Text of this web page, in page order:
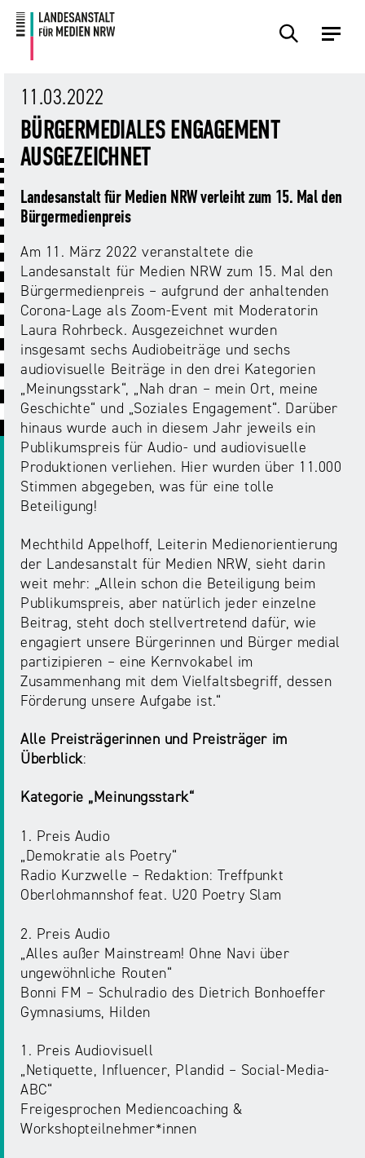
Zum
Inhalt
Zur
Navigation
Themen
Übersicht
Hass
Sexting.
Missbrauch.
KI
in
der
Medienaufsicht
Intermediäre
Europa
in
der
Audio
Desinformation
Medienvielfalt
am
NRW
Werbung
Events
Übersicht
Audiopreis
Audio
NRW
Campusradio-
Preis
Growth
Day
Laut-
und-
Klar-
Festival
Medienkarriere
NRW
Medienscouts
Convention
Medienversammlung
Preis
für
mediale
Partizipation
Roadshow
gegen
Desinformation
Safer
Internet
Day
Service
Übersicht
Angebote
Angebote
Übersicht
Frage?
Wir
antworten!
Eltern
und
Medien
Internet-
ABC
#äsch-
Tecks
Juuuport
NRWision
FLIMMO
Info-
und
Lehrmaterial
Forschung
Förderungen
und
Ausschreibungen
Datenschutzaufsicht
Über
Übersicht
Die
Landesanstalt
für
Medien
NRW
Aufsicht
Regulierung
Regulierung
Übersicht
TV
und
Streaming
Plattformen
Übersicht
Für
Anbietende
von
Medienplattformen
und
Benutzeroberflächen
Rechtsgrundlagen
Berichte
Die
Medienkommission
Die
Übersicht
Der
Vorsitzende
Kontakt
&
Anfahrt
Presse
Übersicht
Pressemitteilungen
Presseverteiler
Öffentliche
Bekanntmachungen
Download-
Bereich
11.03.2022
BÜRGERMEDIALES ENGAGEMENT
AUSGEZEICHNET
Landesanstalt für Medien NRW verleiht zum 15. Mal den
Bürgermedienpreis
Am 11. März 2022 veranstaltete die
Landesanstalt für Medien NRW zum 15. Mal den
Bürgermedienpreis – aufgrund der anhaltenden
Corona-Lage als Zoom-Event mit Moderatorin
Laura Rohrbeck. Ausgezeichnet wurden
insgesamt sechs Audiobeiträge und sechs
audiovisuelle Beiträge in den drei Kategorien
„Meinungsstark“, „Nah dran – mein Ort, meine
Geschichte“ und „Soziales Engagement“. Darüber
hinaus wurde auch in diesem Jahr jeweils ein
Publikumspreis für Audio- und audiovisuelle
Produktionen verliehen. Hier wurden über 11.000
Stimmen abgegeben, was für eine tolle
Beteiligung!
Mechthild Appelhoff, Leiterin Medienorientierung
der Landesanstalt für Medien NRW, sieht darin
weit mehr: „Allein schon die Beteiligung beim
Publikumspreis, aber natürlich jeder einzelne
Beitrag, steht doch stellvertretend dafür, wie
engagiert unsere Bürgerinnen und Bürger medial
partizipieren – eine Kernvokabel im
Zusammenhang mit dem Vielfaltsbegriff, dessen
Förderung unsere Aufgabe ist.“
Alle Preisträgerinnen und Preisträger im
Überblick:
Kategorie „Meinungsstark“
1. Preis Audio
„Demokratie als Poetry“
Radio Kurzwelle – Redaktion: Treffpunkt
Oberlohmannshof feat. U20 Poetry Slam
2. Preis Audio
„Alles außer Mainstream! Ohne Navi über
ungewöhnliche Routen“
Bonni FM – Schulradio des Dietrich Bonhoeffer
Gymnasiums, Hilden
1. Preis Audiovisuell
„Netiquette, Influencer, Plandid – Social-Media-
ABC“
Freigesprochen Mediencoaching &
Workshopteilnehmer*innen